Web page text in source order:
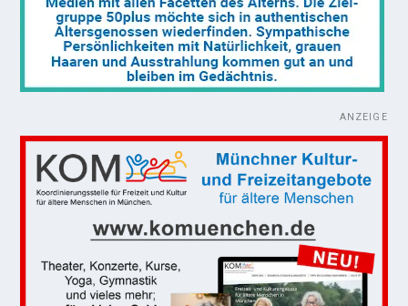
ANZEIGE